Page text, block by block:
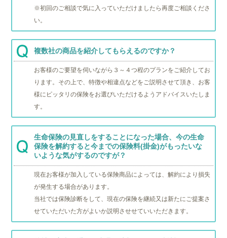
※初回のご相談で気に入っていただけましたら再度ご相談くださ
い。
複数社の商品を紹介してもらえるのですか？
お客様のご要望を伺いながら３～４つ程のプランをご紹介してお
ります。その上で、特徴や相違点などをご説明させて頂き、お客
様にピッタリの保険をお選びいただけるようアドバイスいたしま
す。
生命保険の見直しをすることになった場合、今の生命
保険を解約すると今までの保険料(掛金)がもったいな
いような気がするのですが？
現在お客様が加入している保険商品によっては、解約により損失
が発生する場合があります。
当社では保険診断をして、現在の保険を継続又は新たにご提案さ
せていただいた方がよいか説明させせていいただきます。